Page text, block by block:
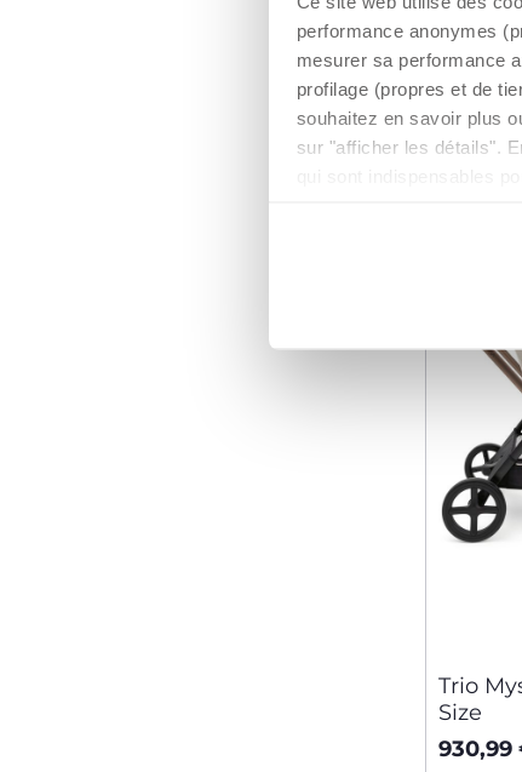
performance anonymes
mesurer sa performance
profilage (propres et de
souhaitez en savoir plus
sur "afficher les détails".
Prix
699,99
Trio
Size
930,99